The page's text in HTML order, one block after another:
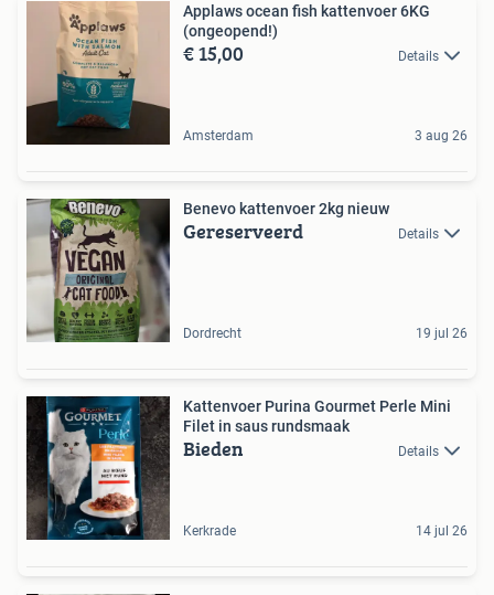
Applaws ocean fish kattenvoer 6KG
(ongeopend!)
€ 15,00 Details
Amsterdam 3 aug 26
Benevo kattenvoer 2kg nieuw
Gereserveerd Details
Dordrecht 19 jul 26
Kattenvoer Purina Gourmet Perle Mini
Filet in saus rundsmaak
Bieden Details
Kerkrade 14 jul 26